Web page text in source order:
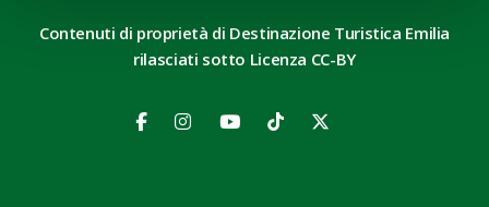
Contenuti di proprietà di Destinazione Turistica Emilia
rilasciati sotto Licenza CC-BY